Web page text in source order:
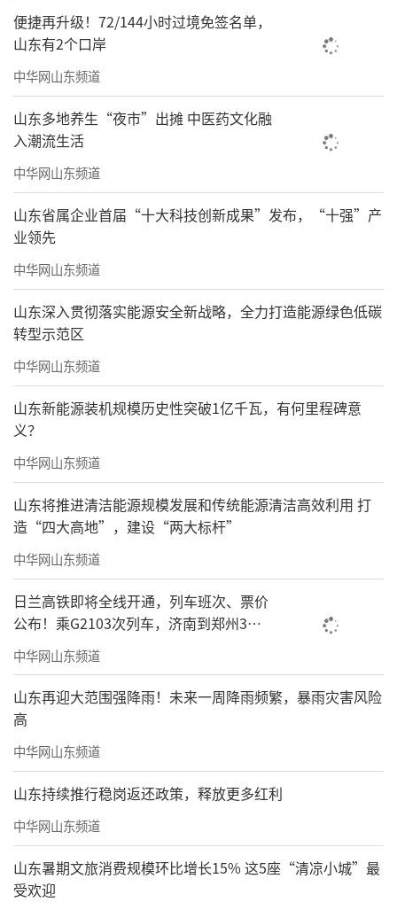
便捷再升级！72/144小时过境免签名单，
山东有2个口岸
中华网山东频道
山东多地养生“夜市”出摊 中医药文化融
入潮流生活
中华网山东频道
山东省属企业首届“十大科技创新成果”发布，“十强”产
业领先
中华网山东频道
山东深入贯彻落实能源安全新战略，全力打造能源绿色低碳
转型示范区
中华网山东频道
山东新能源装机规模历史性突破1亿千瓦，有何里程碑意
义？
中华网山东频道
山东将推进清洁能源规模发展和传统能源清洁高效利用 打
造“四大高地”，建设“两大标杆”
中华网山东频道
日兰高铁即将全线开通，列车班次、票价
公布！乘G2103次列车，济南到郑州3小
时到达
中华网山东频道
山东再迎大范围强降雨！未来一周降雨频繁，暴雨灾害风险
高
中华网山东频道
山东持续推行稳岗返还政策，释放更多红利
中华网山东频道
山东暑期文旅消费规模环比增长15% 这5座“清凉小城”最
受欢迎